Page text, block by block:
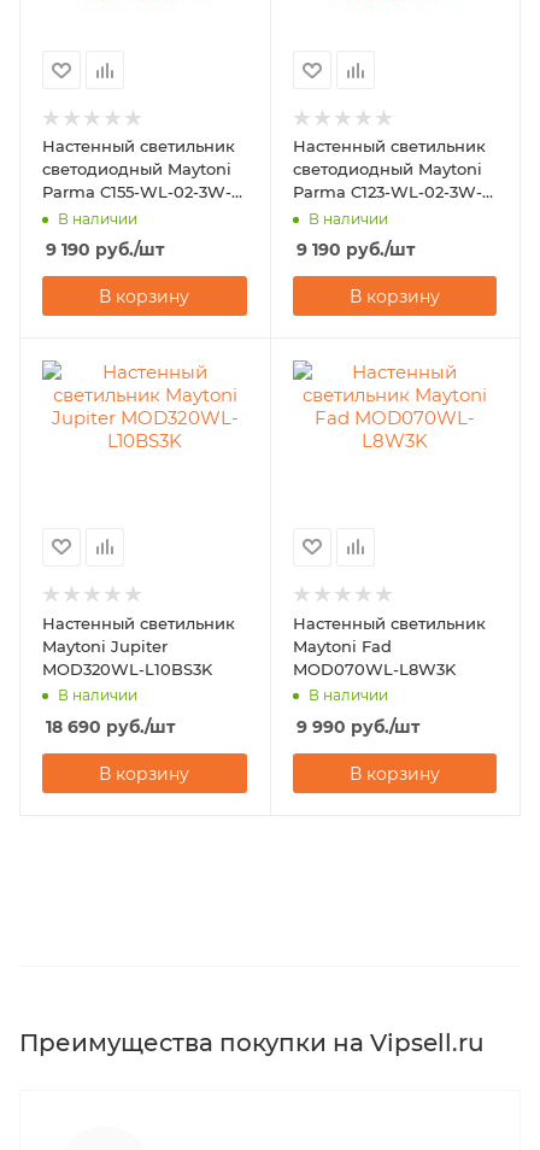
Настенный светильник
светодиодный Maytoni
Parma C155-WL-02-3W-
WВ наличии
9 190 руб./шт
В корзину
Настенный светильник
светодиодный Maytoni
Parma C123-WL-02-3W-
WВ наличии
9 190 руб./шт
В корзину
Настенный светильник
Maytoni Jupiter
MOD320WL-L10BS3K
В наличии
18 690 руб./шт
В корзину
Настенный светильник
Maytoni Fad
MOD070WL-L8W3K
В наличии
9 990 руб./шт
В корзину
Преимущества покупки на Vipsell.ru